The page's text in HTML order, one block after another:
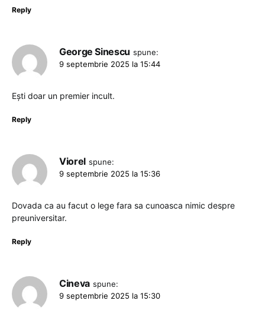
Reply
George Sinescu spune:
9 septembrie 2025 la 15:44
Ești doar un premier incult.
Reply
Viorel spune:
9 septembrie 2025 la 15:36
Dovada ca au facut o lege fara sa cunoasca nimic despre
preuniversitar.
Reply
Cineva spune:
9 septembrie 2025 la 15:30